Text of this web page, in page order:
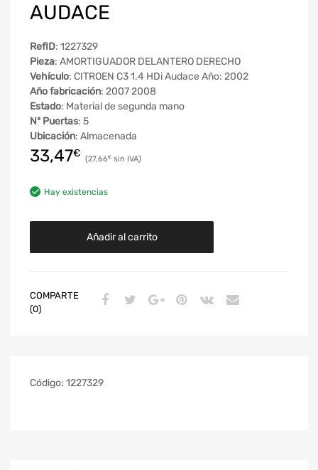
AUDACE
RefID: 1227329
Pieza: AMORTIGUADOR DELANTERO DERECHO
Vehículo: CITROEN C3 1.4 HDi Audace Año: 2002
Año fabricación: 2007 2008
Estado: Material de segunda mano
Nº Puertas: 5
Ubicación: Almacenada
33,47€ 27,66€
Hay existencias
Añadir al carrito
COMPARTE
(0)
Código: 1227329